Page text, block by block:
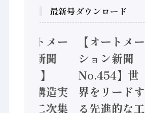
最新号ダウンロード
【オートメー
ション新聞
No.455】
「経済構造実
態調査二次集
【オートメー
ション新聞
No.454】世
界をリードす
る先進的な工